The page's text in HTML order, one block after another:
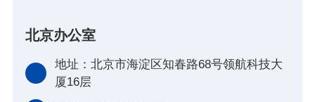
北京办公室
地址：北京市海淀区知春路68号领航科技大
厦16层